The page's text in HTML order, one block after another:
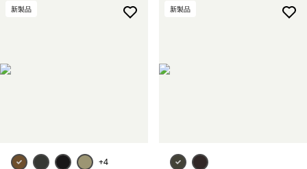
絞り込み
在庫のあるカラー
絞り込み
フィット
新製品
+4
新製品